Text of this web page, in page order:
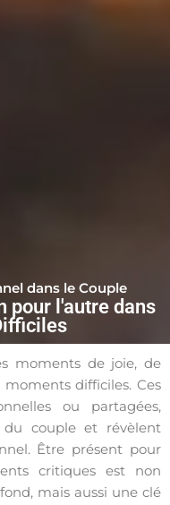
dans le Couple
pour l'autre dans
moments de joie, de
difficiles. Ces
ou partagées,
couple et révèlent
Être présent pour
critiques est non
mais aussi une clé